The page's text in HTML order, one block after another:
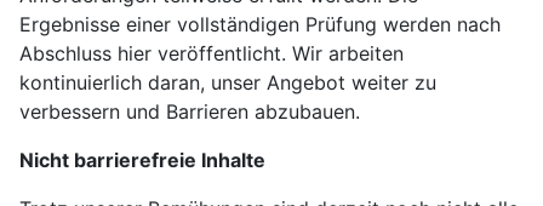
Ergebnisse einer vollständigen Prüfung werden nach
Abschluss hier veröffentlicht. Wir arbeiten
kontinuierlich daran, unser Angebot weiter zu
verbessern und Barrieren abzubauen.
Nicht barrierefreie Inhalte